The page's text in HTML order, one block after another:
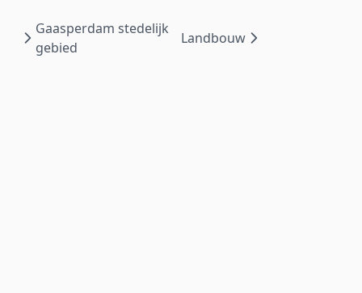
Gaasperdam stedelijk
gebied
Landbouw